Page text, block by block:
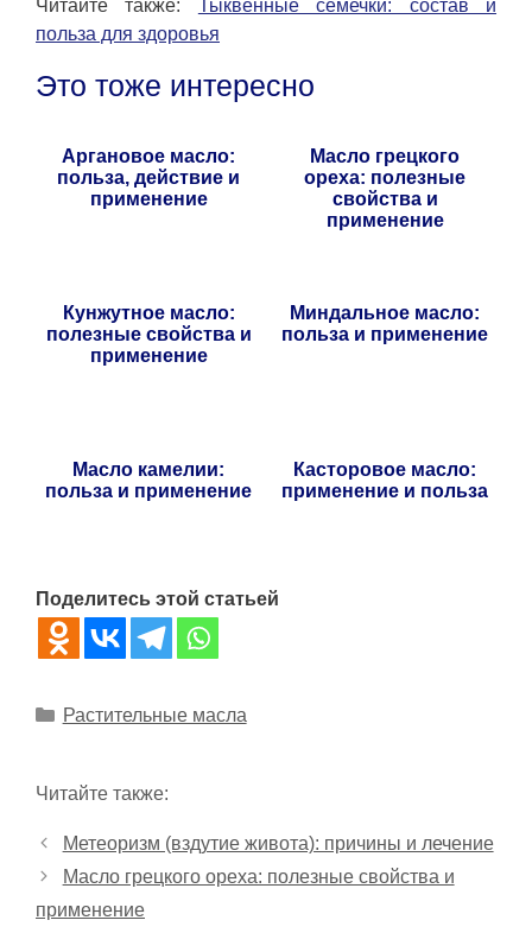
Читайте также:
Тыквенные семечки: состав и
польза для здоровья
Это тоже интересно
Аргановое масло:
польза, действие и
применение
Масло грецкого
ореха: полезные
свойства и
применение
Кунжутное масло:
полезные свойства и
применение
Миндальное масло:
польза и применение
Масло камелии:
польза и применение
Касторовое масло:
применение и польза
Поделитесь этой статьей
Рубрики
Растительные масла
Читайте также:
Метеоризм (вздутие живота): причины и лечение
Масло грецкого ореха: полезные свойства и
применение